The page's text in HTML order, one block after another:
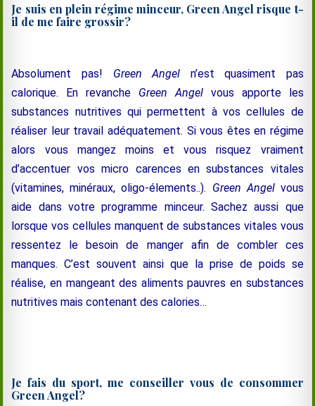
Je suis en plein régime minceur, Green Angel risque t-
il de me faire grossir?
Absolument pas! Green Angel n’est quasiment pas
calorique. En revanche Green Angel vous apporte les
substances nutritives qui permettent à vos cellules de
réaliser leur travail adéquatement. Si vous êtes en régime
alors vous mangez moins et vous risquez vraiment
d’accentuer vos micro carences en substances vitales
(vitamines, minéraux, oligo-élements..). Green Angelvous
aide dans votre programme minceur. Sachez aussi que
lorsque vos cellules manquent de substances vitales vous
ressentez le besoin de manger afin de combler ces
manques. C’est souvent ainsi que la prise de poids se
réalise, en mangeant des aliments pauvres en substances
nutritives mais contenant des calories…
Je fais du sport, me conseiller vous de consommer
Green Angel?